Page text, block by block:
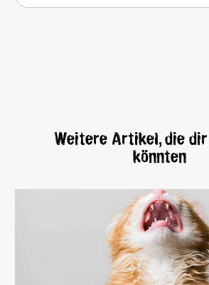
Weitere Artikel, die
könnten